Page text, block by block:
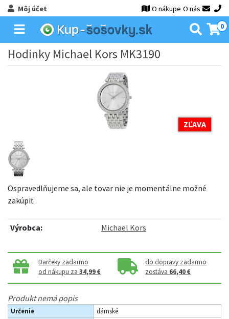
Môj účet O nákupe O nás
0
Hodinky Michael Kors MK3190
ZĽAVA
Ospravedlňujeme sa, ale tovar nie je momentálne možné
zakúpiť.
Výrobca: Michael Kors
Darčeky zadarmo
od nákupu za34,99 €
do dopravy zadarmo
zostáva 66,40 €
Produkt nemá popis
Určenie
dámské